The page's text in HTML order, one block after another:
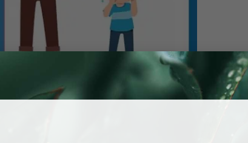
tại Châu Thành, Hậu Giang?
thực hiện các bước sau: